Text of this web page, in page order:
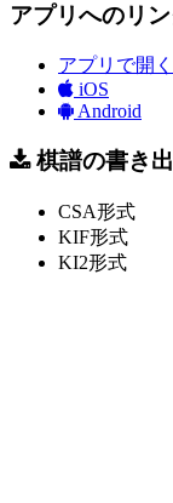
アプリへのリ
アプリで開く
iOS
Android
棋譜の書き
CSA形式
KIF形式
KI2形式